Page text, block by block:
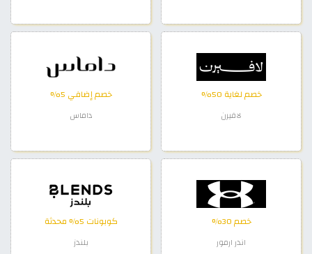
خصم لغاية 50%
لافيرن
خصم إضافي 5%
داماس
خصم 30%
اندر ارمور
كوبونات 5% محدثة
بلندز